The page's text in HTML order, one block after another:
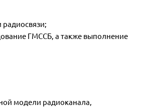
радиосвязи;
ГМССБ, а также выполнение
модели радиоканала,